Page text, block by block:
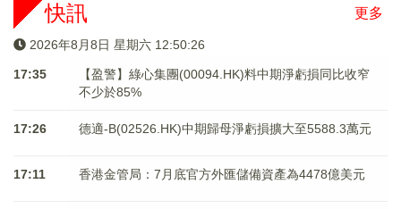
更多
快訊
2026年8月8日 星期六 12:50:26
17:35
【盈警】綠心集團(00094.HK)料中期淨虧損同比收窄
不少於85%
17:26 德適-B(02526.HK)中期歸母淨虧損擴大至5588.3萬元
17:11 香港金管局：7月底官方外匯儲備資產為4478億美元